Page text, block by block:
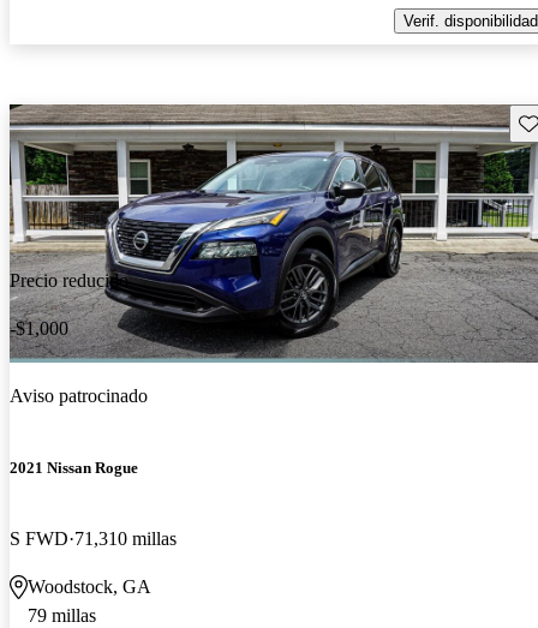
Verif. disponibilidad
Precio reducido
-$1,000
Aviso patrocinado
2021 Nissan Rogue
S FWD 71,310 millas
Woodstock, GA
79 millas